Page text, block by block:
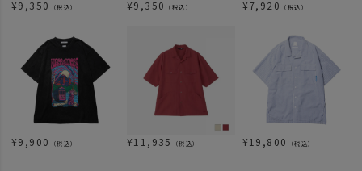
¥9,350 （税込） ¥9,350 （税込） ¥7,920 （税込）
¥9,900 （税込） ¥11,935 （税込） ¥19,800 （税込）